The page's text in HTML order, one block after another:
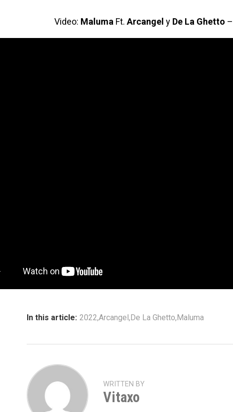
Video: Maluma Ft. Arcangel y De La Ghetto
In this article: 2022,Arcangel,De La Ghetto,Maluma
WRITTEN BY
Vitaxo